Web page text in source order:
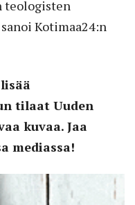
teologisten
Kotimaa24:n
tilaat Uuden
kuvaa. Jaa
mediassa!